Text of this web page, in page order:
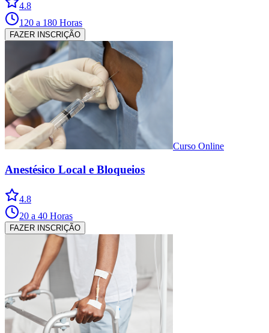
4.8
120 a 180 Horas
FAZER INSCRIÇÃO
Curso Online
Anestésico Local e Bloqueios
4.8
20 a 40 Horas
FAZER INSCRIÇÃO